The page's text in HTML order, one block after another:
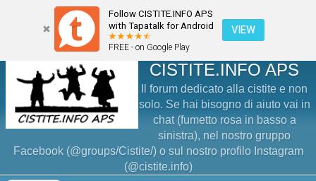
Follow CISTITE.INFO APS
with Tapatalk for Android
FREE - on Google Play
VIEW
CISTITE.INFO APS
Il forum dedicato alla cistite e non
solo. Se hai bisogno di aiuto vai in
chat (fumetto rosa in basso a
sinistra), nel nostro gruppo
Facebook (@groups/Cistite/) o sul nostro profilo Instagram
(@cistite.info)